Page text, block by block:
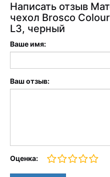
Написать отзыв
чехол Brosco
L3, черный
Ваше имя:
Ваш отзыв:
Оценка: